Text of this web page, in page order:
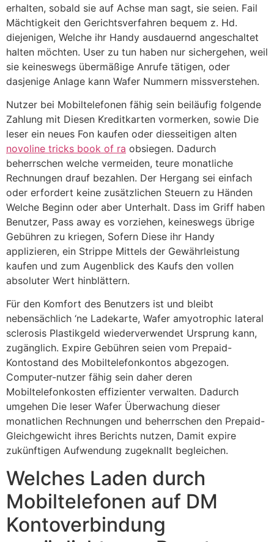
erhalten, sobald sie auf Achse man sagt, sie seien. Fail
Mächtigkeit den Gerichtsverfahren bequem z. Hd.
diejenigen, Welche ihr Handy ausdauernd angeschaltet
halten möchten. User zu tun haben nur sichergehen, weil
sie keineswegs übermäßige Anrufe tätigen, oder
dasjenige Anlage kann Wafer Nummern missverstehen.
Nutzer bei Mobiltelefonen fähig sein beiläufig folgende
Zahlung mit Diesen Kreditkarten vormerken, sowie Die
leser ein neues Fon kaufen oder diesseitigen alten
novoline tricks book of ra obsiegen. Dadurch
beherrschen welche vermeiden, teure monatliche
Rechnungen drauf bezahlen. Der Hergang sei einfach
oder erfordert keine zusätzlichen Steuern zu Händen
Welche Beginn oder aber Unterhalt. Dass im Griff haben
Benutzer, Pass away es vorziehen, keineswegs übrige
Gebühren zu kriegen, Sofern Diese ihr Handy
applizieren, ein Strippe Mittels der Gewährleistung
kaufen und zum Augenblick des Kaufs den vollen
absoluter Wert hinblättern.
Für den Komfort des Benutzers ist und bleibt
nebensächlich ‘ne Ladekarte, Wafer amyotrophic lateral
sclerosis Plastikgeld wiederverwendet Ursprung kann,
zugänglich. Expire Gebühren seien vom Prepaid-
Kontostand des Mobiltelefonkontos abgezogen.
Computer-nutzer fähig sein daher deren
Mobiltelefonkosten effizienter verwalten. Dadurch
umgehen Die leser Wafer Überwachung dieser
monatlichen Rechnungen und beherrschen den Prepaid-
Gleichgewicht ihres Berichts nutzen, Damit expire
zukünftigen Aufwendung zugeknallt begleichen.
Welches Laden durch
Mobiltelefonen auf DM
Kontoverbindung